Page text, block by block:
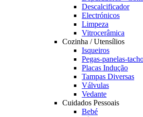
Descalcificador
Electrónicos
Limpeza
Vitrocerâmica
Cozinha / Utensílios
Isqueiros
Pegas-panelas-
Placas Indução
Tampas Diversas
Válvulas
Vedante
Cuidados Pessoais
Bebé